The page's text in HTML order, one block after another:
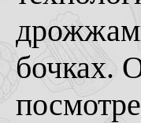
бочках.